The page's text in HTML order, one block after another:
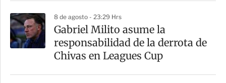
8 de agosto - 23:29 Hrs
Gabriel Milito asume la
responsabilidad de la derrota de
Chivas en Leagues Cup